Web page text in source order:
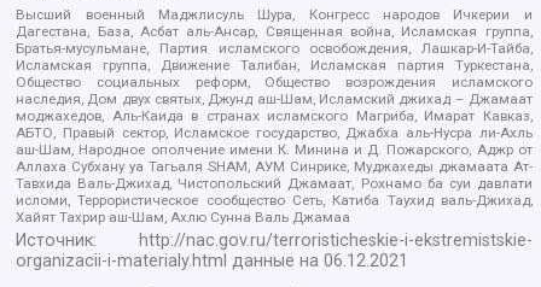
Высший военный Маджлисуль Шура, Конгресс народов Ичкерии и
Дагестана, База, Асбат аль-Ансар, Священная война, Исламская группа,
Братья-мусульмане, Партия исламского освобождения, Лашкар-И-Тайба,
Исламская группа, Движение Талибан, Исламская партия Туркестана,
Общество социальных реформ, Общество возрождения исламского
наследия, Дом двух святых, Джунд аш-Шам, Исламский джихад – Джамаат
моджахедов, Аль-Каида в странах исламского Магриба, Имарат Кавказ,
АБТО, Правый сектор, Исламское государство, Джабха аль-Нусра ли-Ахль
аш-Шам, Народное ополчение имени К. Минина и Д. Пожарского, Аджр от
Аллаха Субхану уа Тагьаля SHAM, АУМ Синрике, Муджахеды джамаата Ат-
Тавхида Валь-Джихад, Чистопольский Джамаат, Рохнамо ба суи давлати
исломи, Террористическое сообщество Сеть, Катиба Таухид валь-Джихад,
Хайят Тахрир аш-Шам, Ахлю Сунна Валь Джамаа
Источник:
http://nac.gov.ru/terroristicheskie-i-ekstremistskie-
organizacii-i-materialy.html данные на06.12.2021